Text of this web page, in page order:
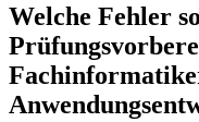
Welche Fehler